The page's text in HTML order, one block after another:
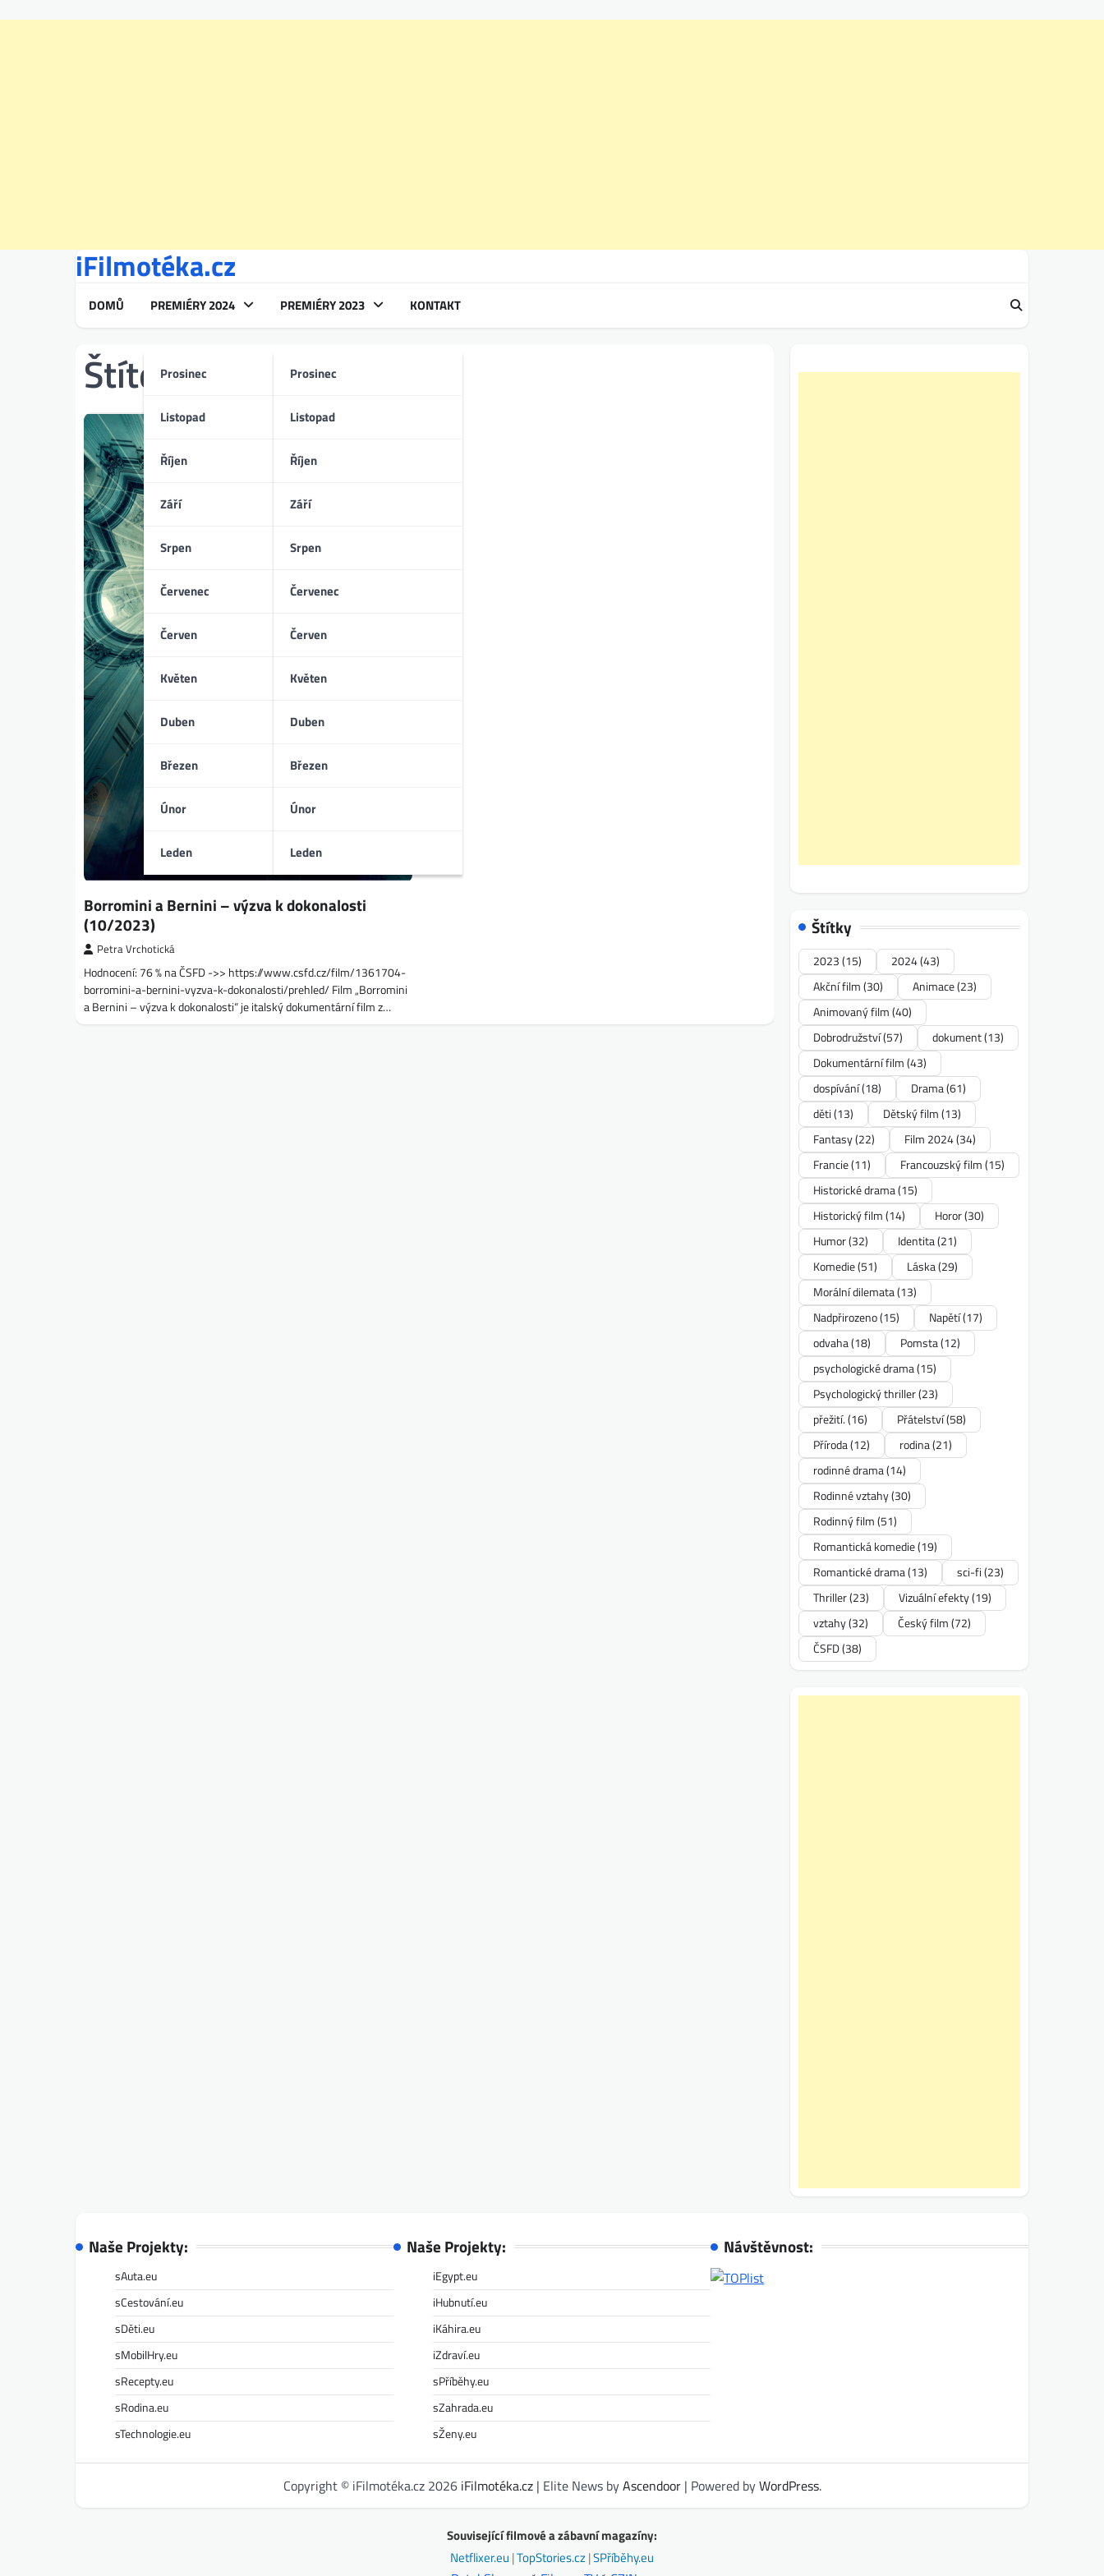
iFilmotéka.cz
DOMŮ PREMIÉRY 2024
Prosinec
Listopad
Říjen
Září
Srpen
Červenec
Červen
Květen
Duben
Březen
Únor
Leden
PREMIÉRY 2023
Prosinec
Listopad
Říjen
Září
Srpen
Červenec
Červen
Květen
Duben
Březen
Únor
Leden
KONTAKT
Štítek:17. století
Borromini a Bernini – výzva k dokonalosti
(10/2023)
Petra Vrchotická
Hodnocení: 76 % na ČSFD ->> https://www.csfd.cz/film/1361704-
borromini-a-bernini-vyzva-k-dokonalosti/prehled/ Film „Borromini
a Bernini – výzva k dokonalosti“ je italský dokumentární film z…
Štítky
2023(15) 2024(43)
Akční film(30) Animace(23)
Animovaný film(40)
Dobrodružství(57) dokument(13)
Dokumentární film(43)
dospívání(18) Drama(61)
děti(13) Dětský film(13)
Fantasy(22) Film 2024(34)
Francie(11) Francouzský film(15)
Historické drama(15)
Historický film(14) Horor(30)
Humor(32) Identita(21)
Komedie(51) Láska(29)
Morální dilemata(13)
Nadpřirozeno(15) Napětí(17)
odvaha(18) Pomsta(12)
psychologické drama(15)
Psychologický thriller(23)
přežití.(16) Přátelství(58)
Příroda(12) rodina(21)
rodinné drama(14)
Rodinné vztahy(30)
Rodinný film(51)
Romantická komedie(19)
Romantické drama(13) sci-fi(23)
Thriller(23) Vizuální efekty(19)
vztahy(32) Český film(72)
ČSFD(38)
Naše Projekty:
sAuta.eu
sCestování.eu
sDěti.eu
sMobilHry.eu
sRecepty.eu
sRodina.eu
sTechnologie.eu
Naše Projekty:
iEgypt.eu
iHubnutí.eu
iKáhira.eu
iZdraví.eu
sPříběhy.eu
sZahrada.eu
sŽeny.eu
Návštěvnost:
Copyright © iFilmotéka.cz 2026 iFilmotéka.cz| Elite News byAscendoor| Powered byWordPress.
Související filmové a zábavní magazíny:
Netflixer.eu |TopStories.cz|SPříběhy.eu